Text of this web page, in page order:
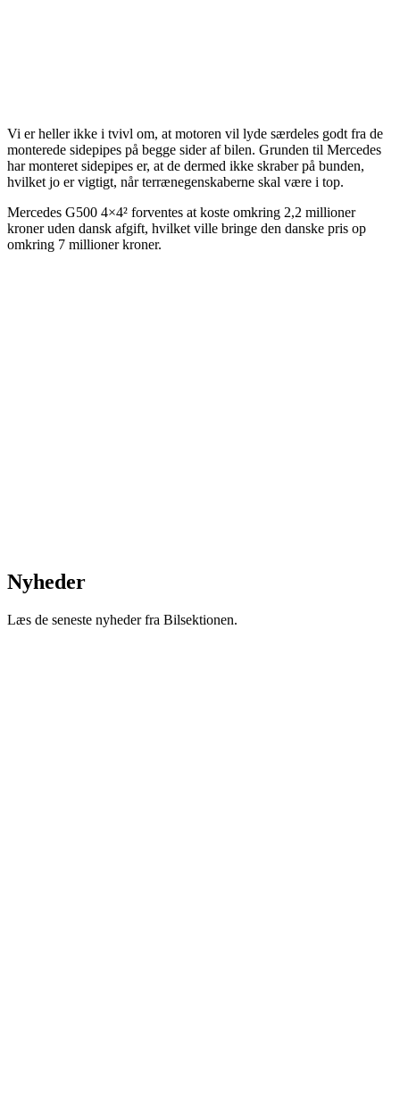
Vi er heller ikke i tvivl om, at motoren vil lyde særdeles godt fra de
monterede sidepipes på begge sider af bilen. Grunden til Mercedes
har monteret sidepipes er, at de dermed ikke skraber på bunden,
hvilket jo er vigtigt, når terrænegenskaberne skal være i top.
Mercedes G500 4×4² forventes at koste omkring 2,2 millioner
kroner uden dansk afgift, hvilket ville bringe den danske pris op
omkring 7 millioner kroner.
Nyheder
Læs de seneste nyheder fra Bilsektionen.